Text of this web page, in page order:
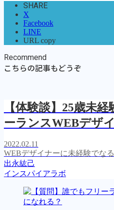
SHARE
X
Facebook
LINE
URL copy
Recommend
こちらの記事もどうぞ
【体験談】25歳未
ーランスWEBデザ
2022.02.11
WEBデザイナーに未経験でな
出永紘己
インスパイアラボ